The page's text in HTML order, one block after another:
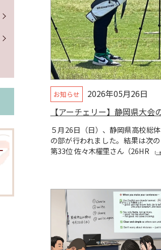
お知らせ
2026年05月26日
【アーチェリー】静岡県大会
５月26日（日）、静岡県高校総
の部が行われました。結果は次の
第33位 佐々木櫂里さん（26HR
[…
よくある質問
求人票の公開
緊急時の対応
証明書の発行